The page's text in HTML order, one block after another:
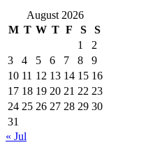
August 2026
M T W T F S
S
1
2
3
4 5 6 7 8
9
10 11 12 13 14 15 16
17 18 19 20 21 22 23
24 25 26 27 28 29 30
31
« Jul